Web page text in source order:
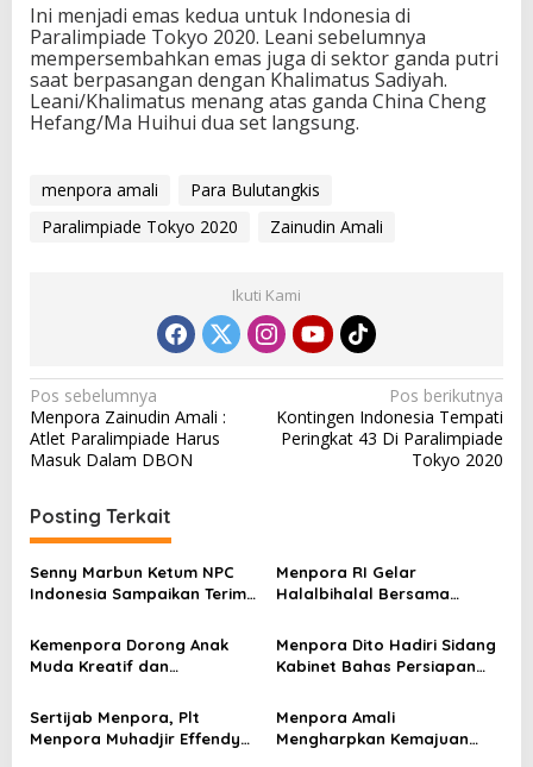
Ini menjadi emas kedua untuk Indonesia di
Paralimpiade Tokyo 2020. Leani sebelumnya
mempersembahkan emas juga di sektor ganda putri
saat berpasangan dengan Khalimatus Sadiyah.
Leani/Khalimatus menang atas ganda China Cheng
Hefang/Ma Huihui dua set langsung.
menpora amali
Para Bulutangkis
Paralimpiade Tokyo 2020
Zainudin Amali
Ikuti Kami
N
a
v
i
g
a
s
i
p
s
Pos sebelumnya
Menpora Zainudin Amali :
Atlet Paralimpiade Harus
Masuk Dalam DBON
Pos berikutnya
Kontingen Indonesia Tempati
Peringkat 43 Di Paralimpiade
Tokyo 2020
Posting Terkait
Senny Marbun Ketum NPC
Indonesia Sampaikan Terima
Atas Dukungan Penuhnya
Menpora RI Gelar
Halalbihalal Bersama
Kemenpora Dorong Anak
Muda Kreatif dan
Internasional
Menpora Dito Hadiri Sidang
Kabinet Bahas Persiapan
Sertijab Menpora, Plt
Menpora Muhadjir Effendy
Menpora Amali
Mengharpkan Kemajuan